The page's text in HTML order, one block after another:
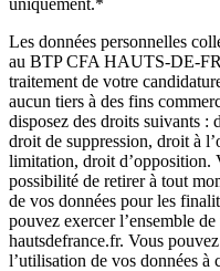
uniquement.*
Les données personnelles
au BTP CFA HAUTS-DE-
traitement de votre
aucun tiers à des fins
disposez des droits suivants :
droit de suppression, droit à
limitation, droit d’opposition.
possibilité de retirer à tout
de vos données pour les
pouvez exercer l’ensemble
hautsdefrance.fr. Vous
l’utilisation de vos données à